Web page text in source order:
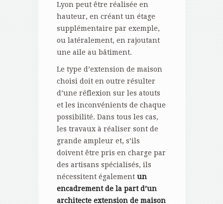
Lyon peut être réalisée en
hauteur, en créant un étage
supplémentaire par exemple,
ou latéralement, en rajoutant
une aile au bâtiment.
Le type d’extension de maison
choisi doit en outre résulter
d’une réflexion sur les atouts
et les inconvénients de chaque
possibilité. Dans tous les cas,
les travaux à réaliser sont de
grande ampleur et, s’ils
doivent être pris en charge par
des artisans spécialisés, ils
nécessitent également un
encadrement de la part d’un
architecte extension de maison